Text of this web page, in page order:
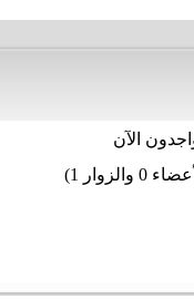
الآن